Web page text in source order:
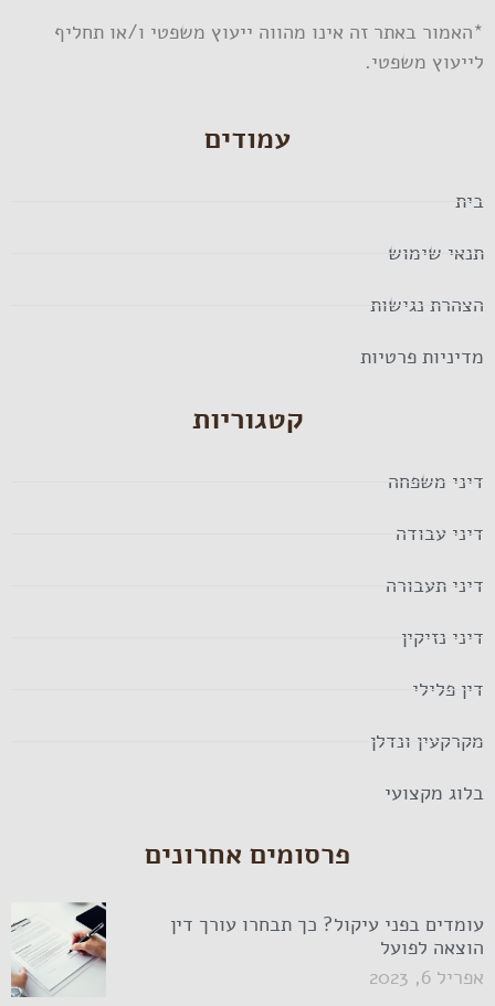
*האמור באתר זה אינו מהווה ייעוץ משפטי ו/או תחליף
לייעוץ משפטי.
עמודים
בית
תנאי שימוש
הצהרת נגישות
מדיניות פרטיות
קטגוריות
דיני משפחה
דיני עבודה
דיני תעבורה
דיני נזיקין
דין פלילי
מקרקעין ונדלן
בלוג מקצועי
פרסומים אחרונים
עומדים בפני עיקול? כך תבחרו עורך דין
הוצאה לפועל
אפריל 6, 2023